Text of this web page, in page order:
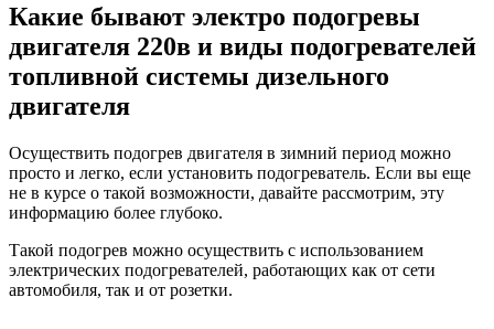
Какие бывают электро подогревы
двигателя 220в и виды подогревателей
топливной системы дизельного
двигателя
Осуществить подогрев двигателя в зимний период можно
просто и легко, если установить подогреватель. Если вы еще
не в курсе о такой возможности, давайте рассмотрим, эту
информацию более глубоко.
Такой подогрев можно осуществить с использованием
электрических подогревателей, работающих как от сети
автомобиля, так и от розетки.